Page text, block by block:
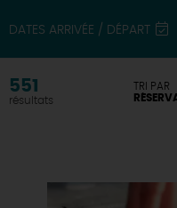
DATES ARRIVÉE / DÉPART
551
résultats
TRI PAR